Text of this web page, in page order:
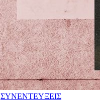
ΣΥΝΕΝΤΕΥΞΕΙΣ